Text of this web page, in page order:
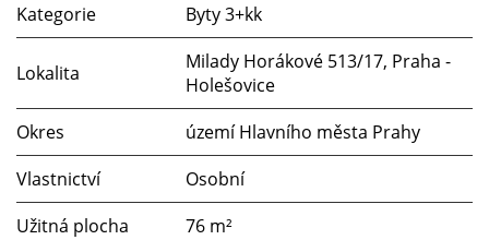
Kategorie Byty 3+kk
Lokalita
Milady Horákové 513/17, Praha -
Holešovice
Okres
území Hlavního města Prahy
Vlastnictví
Osobní
Užitná plocha
76 m²